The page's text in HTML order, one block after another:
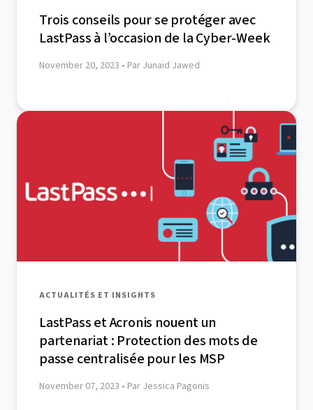
Trois conseils pour se protéger avec
LastPass à l’occasion de la Cyber-Week
November 20, 2023 • Par Junaid Jawed
ACTUALITÉS ET INSIGHTS
LastPass et Acronis nouent un
partenariat : Protection des mots de
passe centralisée pour les MSP
November 07, 2023 • Par Jessica Pagonis